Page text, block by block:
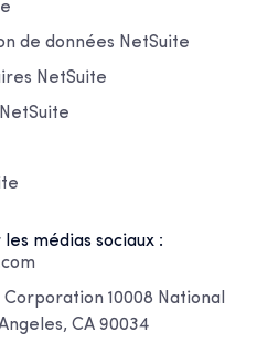
de données NetSuite
NetSuite
médias sociaux :
10008 National
CA 90034